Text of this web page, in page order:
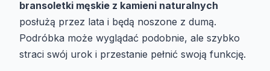
bransoletki męskie z kamieni naturalnych
posłużą przez lata i będą noszone z dumą.
Podróbka może wyglądać podobnie, ale szybko
straci swój urok i przestanie pełnić swoją funkcję.